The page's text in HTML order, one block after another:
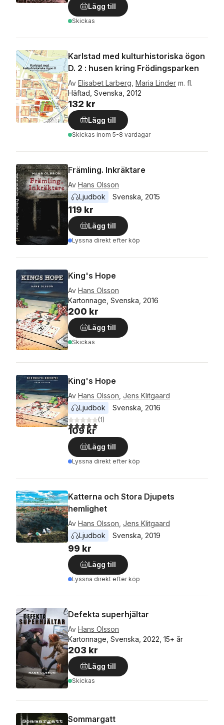
Lägg till
Skickas
Karlstad med kulturhistoriska ögon
D. 2 : husen kring Frödingsparken
Av Elisabet Larberg Maria Linder m. fl.
Häftad, Svenska, 2012
132 kr
Lägg till
Skickas inom 5-8 vardagar
Främling. Inkräktare
Av Hans Olsson
Ljudbok
Svenska 2015
119 kr
Lägg till
Lyssna direkt efter köp
King's Hope
Av Hans Olsson
Kartonnage, Svenska, 2016
200 kr
Lägg till
Skickas
King's Hope
Av Hans Olsson Jens Klitgaard
Ljudbok
Svenska 2016
5,0utav 5 stjärnor. Totalt antal röster:
(1)
109 kr
Lägg till
Lyssna direkt efter köp
Katterna och Stora Djupets
hemlighet
Av Hans Olsson Jens Klitgaard
Ljudbok
Svenska 2019
99 kr
Lägg till
Lyssna direkt efter köp
Defekta superhjältar
Av Hans Olsson
Kartonnage, Svenska, 2022, 15+ år
203 kr
Lägg till
Skickas
Sommargatt